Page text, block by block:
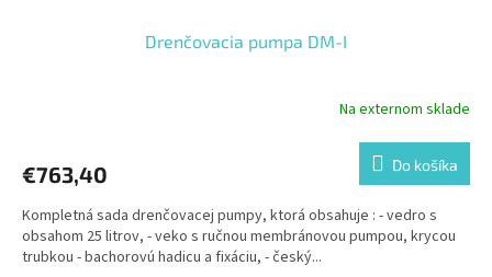
Drenčovacia pumpa DM-I
Na externom sklade
€763,40 Do košíka
Kompletná sada drenčovacej pumpy, ktorá obsahuje : - vedro s
obsahom 25 litrov, - veko s ručnou membránovou pumpou, krycou
trubkou - bachorovú hadicu a fixáciu, - český...